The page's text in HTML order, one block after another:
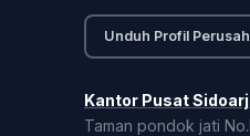
Unduh Profil
Kantor Pusat
Taman pondok jati